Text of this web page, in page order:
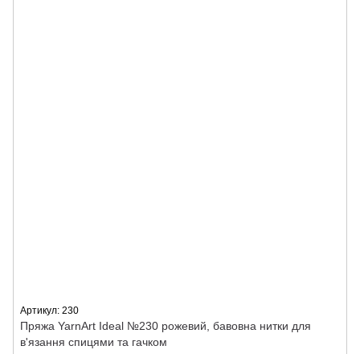
Артикул: 230
Пряжа YarnArt Ideal №230 рожевий, бавовна нитки для
в'язання спицями та гачком